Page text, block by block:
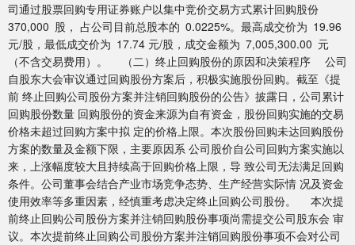
司通过股票回购专用证券账户以集中竞价交易方式累计回购股份
370,000 股， 占公司目前总股本的 0.0225%。最高成交价为 19.96
元/股，最低成交价为 17.74 元/股，成交金额为 7,005,300.00 元
（不含交易费用）。 （二）终止回购股份的原因和决策程序 公司
自股东大会审议通过回购股份方案后，积极实施股份回购。截至《提
前 终止回购公司股份方案并注销回购股份的公告》披露日，公司累计
回购股份数量 回购股份的资金来源为自有资金，股份回购实施的交易
价格未超过回购方案中拟 定的价格上限。本次股份回购未达回购股份
方案的数量及金额下限，主要原因系 公司股价自公司回购方案实施以
来，上涨幅度较大且持续高于回购价格上限，导 致公司无法满足回购
条件。公司董事会结合产业市场竞争态势、生产经营实际情 况及资金
使用效率等多重因素，经慎重考虑决定终止回购公司股份。 本次提
前终止回购公司股份方案并注销回购股份事项尚需提交公司股东会 审
议。本次提前终止回购公司股份方案并注销回购股份事项不会对公司